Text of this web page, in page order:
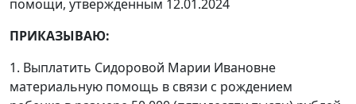
помощи, утвержденным 12.01.2024
ПРИКАЗЫВАЮ:
1. Выплатить Сидоровой Марии Ивановне
материальную помощь в связи с рождением